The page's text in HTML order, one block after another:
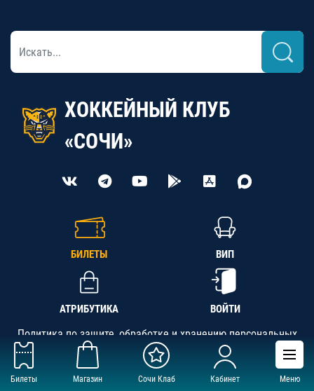
Билеты Магазин Сочи Клаб Кабинет Меню
ХОККЕЙНЫЙ КЛУБ
«СОЧИ»
БИЛЕТЫ ВИП
АТРИБУТИКА ВОЙТИ
Политика по защите, обработке и хранению персональных
данных
АНО «СК «Кубань-Регион», ОГРН 1142300002349,